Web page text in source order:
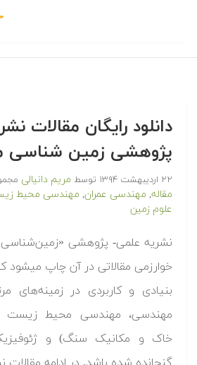
دانلود رایگان مقالات
پژوهشی زمین شناسی
۲۲ اردیبهشت ۱۳۹۴ توسط مریم دانیالی
مقاله, مهندسی عمران, مهندسی محیط
علوم زمین
نشریه علمی- پژوهشی
خوارزمی مقالاتی در آن چاپ
بنیادی و کاربردی در زمینه‌های
مهندسی، مهندسی محیط زیست
خاک و مکانیک سنگ) و